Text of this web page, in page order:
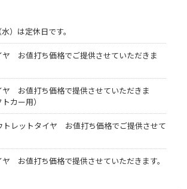
）は定休日です。
ヤ お値打ち価格でご提供させていただきま
ヤ お値打ち価格で提供させていただきま
カー用）
レットタイヤ お値打ち価格でご提供させて
お値打ち価格で提供させていただきます。